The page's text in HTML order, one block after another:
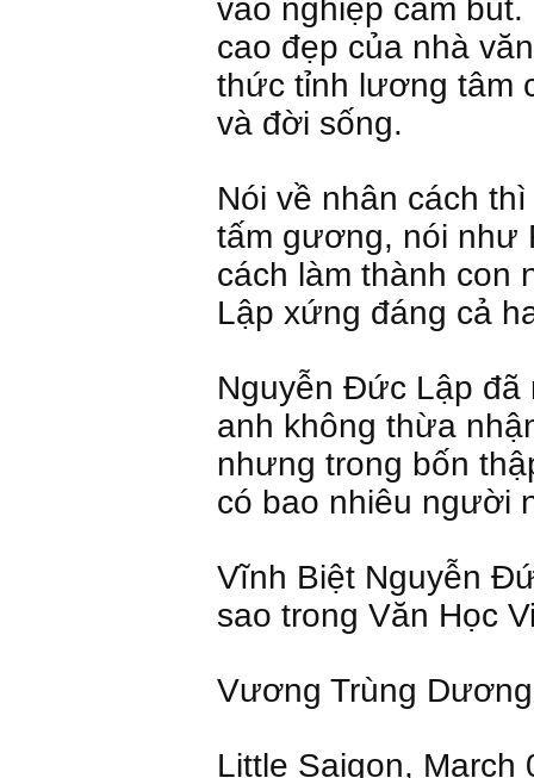
vào nghiệp cầm
cao đẹp của nhà
thức tỉnh lương tâm
và đời sống.
Nói về nhân cách
tấm gương, nói như
cách làm thành con
Lập xứng đáng cả
Nguyễn Đức Lập
anh không thừa
nhưng trong bốn
có bao nhiêu người
Vĩnh Biệt Nguyễn
sao trong Văn Học
Vương Trùng Dương
Little Saigon, March